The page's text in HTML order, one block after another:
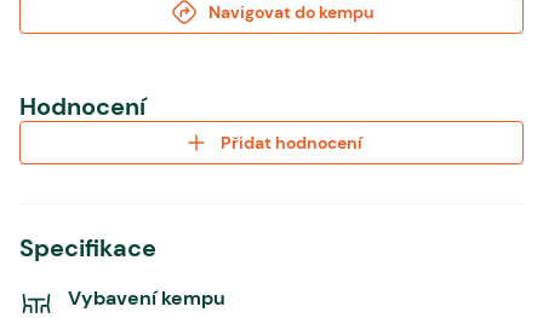
Navigovat do kempu
Hodnocení
Přidat hodnocení
Specifikace
Vybavení kempu